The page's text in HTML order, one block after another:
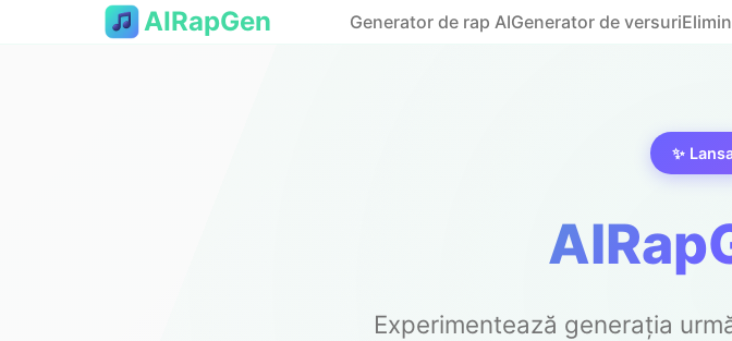
AIRapGen Generator de rap AIGenerator de versuri
✨
Experimentează generația